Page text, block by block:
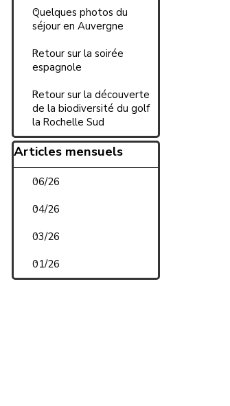
Quelques photos du
séjour en Auvergne
Retour sur la soirée
espagnole
Retour sur la découverte
de la biodiversité du golf
la Rochelle Sud
Sauter le bloc Articles
Articles mensuels
06/26
04/26
03/26
01/26